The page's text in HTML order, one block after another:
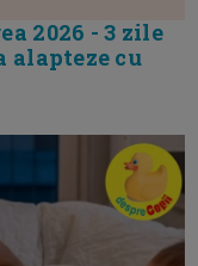
2026 - 3 zile
alapteze cu